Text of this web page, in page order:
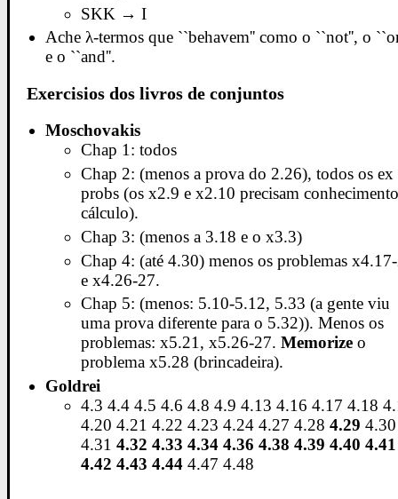
SKK → I
Ache λ-termos que ``behavem'' como o ``not'', o
e o ``and''.
Exercisios dos livros de conjuntos
Moschovakis
Chap 1: todos
Chap 2: (menos a prova do 2.26), todos os
probs (os x2.9 e x2.10 precisam
cálculo).
Chap 3: (menos a 3.18 e o x3.3)
Chap 4: (até 4.30) menos os problemas
e x4.26-27.
Chap 5: (menos: 5.10-5.12, 5.33 (a gente viu
uma prova diferente para o 5.32)). Menos os
problemas: x5.21, x5.26-27.Memorize o
problema x5.28 (brincadeira).
Goldrei
4.3 4.4 4.5 4.6 4.8 4.9 4.13 4.16 4.17 4.18
4.20 4.21 4.22 4.23 4.24 4.27 4.284.29 4.30
4.314.32 4.33 4.34 4.36 4.38 4.39 4.40 4.41
4.42 4.43 4.44 4.47 4.48